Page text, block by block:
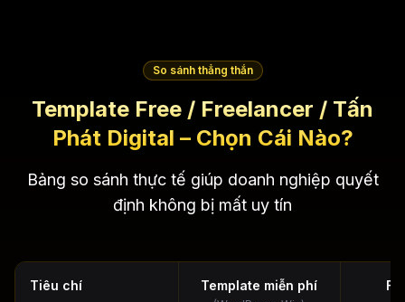
So sánh thẳng thắn
Template Free / Freelancer / Tấn
Phát Digital – Chọn Cái Nào?
Bảng so sánh thực tế giúp doanh nghiệp quyết
định không bị mất uy tín
Tiêu chí Template miễn phí